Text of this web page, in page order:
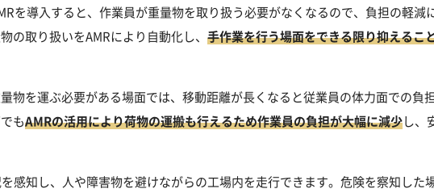
を導入すると、作業員が重量物を取り扱う必要がなくなるので、負担の軽減
取り扱いをAMRにより自動化し、 手作業を行う場面をできる限り抑えるこ
物を運ぶ必要がある場面では、移動距離が長くなると従業員の体力面での負
もAMRの活用により荷物の運搬も行えるため作業員の負担が大幅に減少し、
感知し、人や障害物を避けながらの工場内を走行できます。危険を察知した